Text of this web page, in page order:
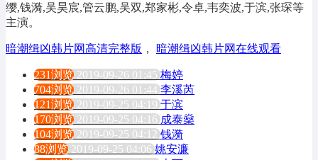
缨,钱漪,吴昊宸,管云鹏,吴双,郑家彬,令卓,韦奕波,于滨,张琛等
主演。
暗潮缉凶韩片网高清完整版 ， 暗潮缉凶韩片网在线观看
231浏览 2019-09-26 01:45 梅婷
704浏览 2019-09-26 01:44 李溪芮
121浏览 2019-09-25 04:19 于滨
170浏览 2019-09-25 04:16 成泰燊
104浏览 2019-09-25 04:12 钱漪
88浏览 2019-09-25 04:06 姚安濂